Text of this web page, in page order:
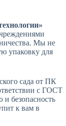
Мы не
упаковку для
сада от ПК
с ГОСТ
и безопасность
к вам в